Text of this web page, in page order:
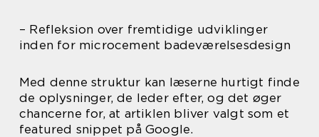
– Refleksion over fremtidige udviklinger
inden for microcement badeværelsesdesign
Med denne struktur kan læserne hurtigt finde
de oplysninger, de leder efter, og det øger
chancerne for, at artiklen bliver valgt som et
featured snippet på Google.